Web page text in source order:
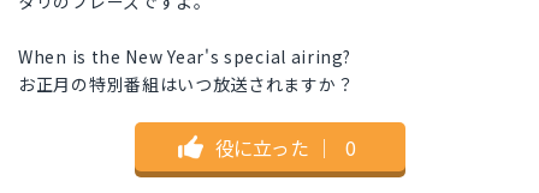
When is the New Year's special airing?
お正月の特別番組はいつ放送されますか？
役に立った ｜ 0